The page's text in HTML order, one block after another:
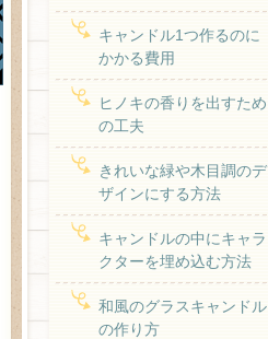
キャンドル1つ作るのに
かかる費用
ヒノキの香りを出すため
の工夫
きれいな緑や木目調のデ
ザインにする方法
キャンドルの中にキャラ
クターを埋め込む方法
和風のグラスキャンドル
の作り方